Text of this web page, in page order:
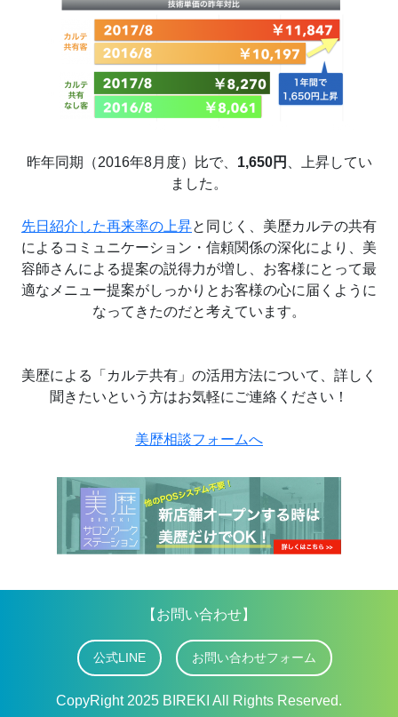
昨年同期（2016年8月度）比で、 1,650円
、上昇してい
ました。
先日紹介した再来率の上昇と同じく、美歴カルテの共有
によるコミュニケーション・信頼関係の深化により、美
容師さんによる提案の説得力が増し、お客様にとって最
適なメニュー提案がしっかりとお客様の心に届くように
なってきたのだと考えています。
美歴による「カルテ共有」の活用方法について、詳しく
聞きたいという方はお気軽にご連絡ください！
美歴相談フォームへ
【お問い合わせ】
公式LINE お問い合わせフォーム
CopyRight 2025 BIREKI All Rights Reserved.